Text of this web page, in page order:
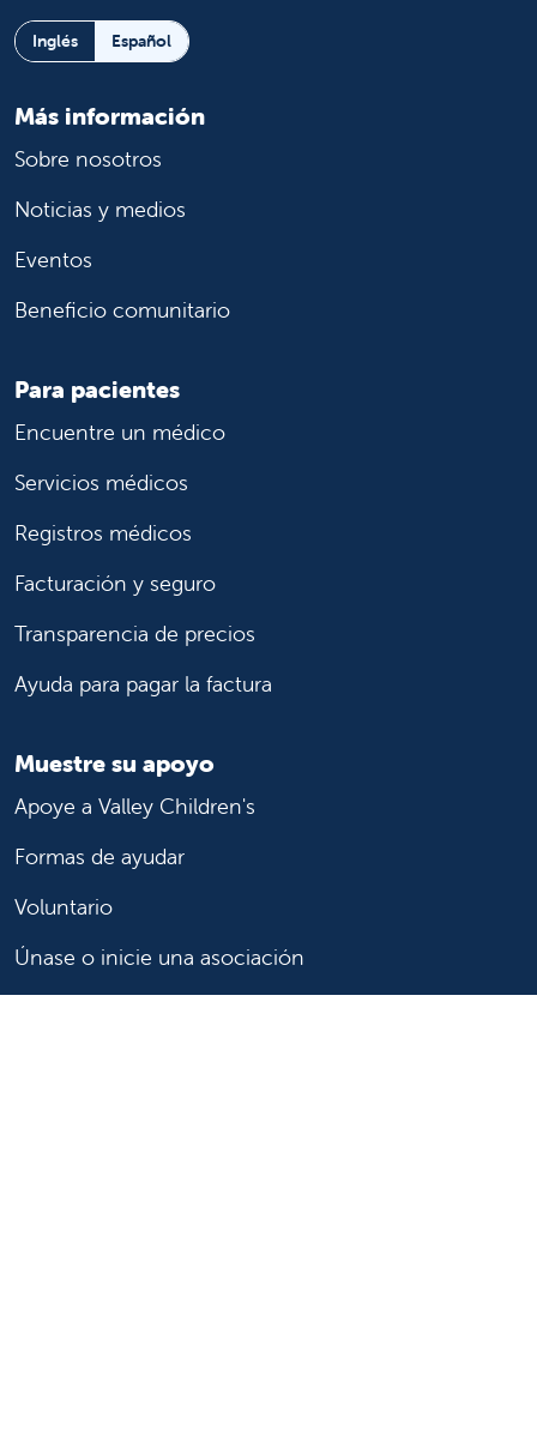
Inglés Español
Más información
Sobre nosotros
Noticias y medios
Eventos
Beneficio comunitario
Para pacientes
Encuentre un médico
Servicios médicos
Registros médicos
Facturación y seguro
Transparencia de precios
Ayuda para pagar la factura
Muestre su apoyo
Apoye a Valley Children's
Formas de ayudar
Voluntario
Únase o inicie una asociación